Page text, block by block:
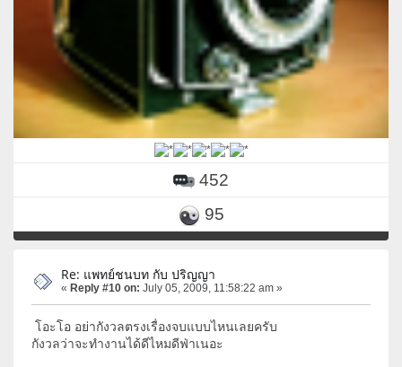
452
95
Re: แพทย์ชนบท กับ ปริญญา
« Reply #10 on: July 05, 2009, 11:58:22 am »
โอะโอ อย่ากังวลตรงเรื่องจบแบบไหนเลยครับ
กังวลว่าจะทำงานได้ดีไหมดีฟ่าเนอะ